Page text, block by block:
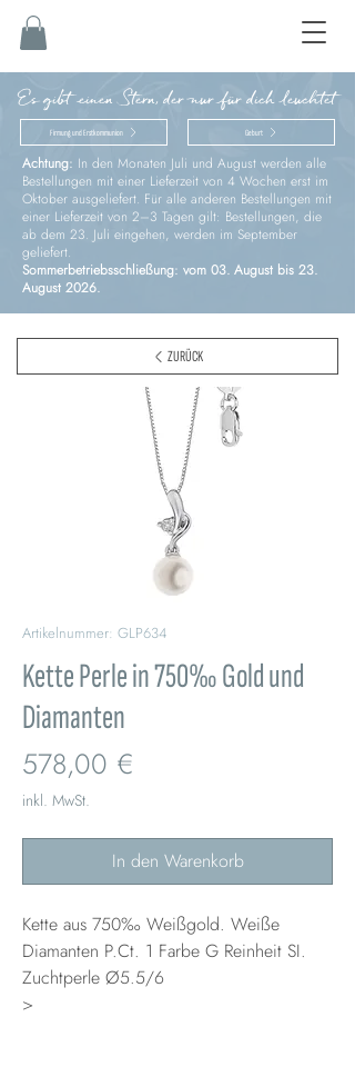
Es gibt einen Stern, der nur für dich leuchtet
Firmung und Erstkommunion Geburt
Achtung: In den Monaten Juli und August werden alle
Bestellungen mit einer Lieferzeit von 4 Wochen erst im
Oktober ausgeliefert. Für alle anderen Bestellungen mit
einer Lieferzeit von 2–3 Tagen gilt: Bestellungen, die
ab dem 23. Juli eingehen, werden im September
geliefert.
Sommerbetriebsschließung: vom 03. August bis 23.
August 2026.
Artikelnummer: GLP634
Kette Perle in 750‰ Gold und
Diamanten
578,00 €
inkl. MwSt.
In den Warenkorb
Kette aus 750‰ Weißgold. Weiße
Diamanten P.Ct. 1 Farbe G Reinheit SI.
Zuchtperle Ø5.5/6
>
ZURÜCK